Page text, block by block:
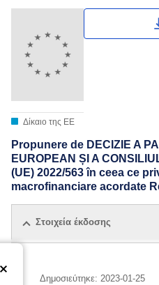
Δίκαιο της ΕΕ
Propunere de DECIZIE A
EUROPEAN ȘI A
(UE) 2022/563 în ceea ce
macrofinanciare acordate
Στοιχεία έκδοσης
Δημοσιεύτηκε: 2023-01-25